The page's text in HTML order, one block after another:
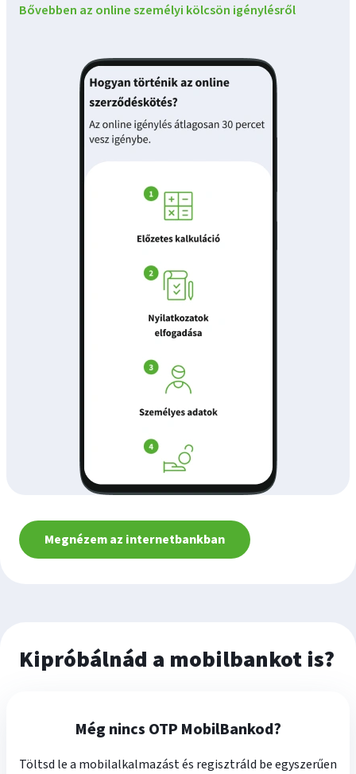
Bővebben az online személyi kölcsön igénylésről
Megnézem az internetbankban
Kipróbálnád a mobilbankot is?
Még nincs OTP MobilBankod?
Töltsd le a mobilalkalmazást és regisztráld be egyszerűen